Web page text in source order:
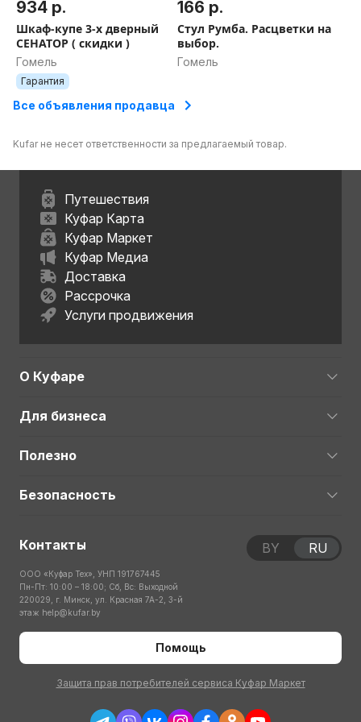
934 р.
Шкаф-купе 3-х дверный
СЕНАТОР ( скидки )
Гомель
Гарантия
166 р.
Стул Румба. Расцветки на
выбор.
Гомель
Все объявления продавца
Kufar не несет ответственности за предлагаемый товар.
Путешествия
Куфар Карта
Куфар Маркет
Куфар Медиа
Доставка
Рассрочка
Услуги продвижения
О Куфаре
Для бизнеса
Полезно
Безопасность
Контакты
ООО «Куфар Тех», УНП 191767445
Пн-Пт: 10:00 – 18:00; Сб, Вс: Выходной
220029, г. Минск, ул. Красная 7А-2, 3-й
этаж help@kufar.by
Помощь
Защита прав потребителей сервиса Куфар Маркет
BY RU